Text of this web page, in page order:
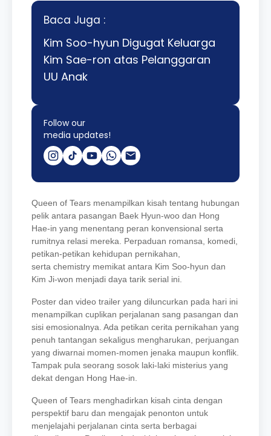
Baca Juga :
Kim Soo-hyun Digugat Keluarga
Kim Sae-ron atas Pelanggaran
UU Anak
Follow our
media updates!
Queen of Tears menampilkan kisah tentang hubungan
pelik antara pasangan Baek Hyun-woo dan Hong
Hae-in yang menentang peran konvensional serta
rumitnya relasi mereka. Perpaduan romansa, komedi,
petikan-petikan kehidupan pernikahan,
serta chemistry memikat antara Kim Soo-hyun dan
Kim Ji-won menjadi daya tarik serial ini.
Poster dan video trailer yang diluncurkan pada hari ini
menampilkan cuplikan perjalanan sang pasangan dan
sisi emosionalnya. Ada petikan cerita pernikahan yang
penuh tantangan sekaligus mengharukan, perjuangan
yang diwarnai momen-momen jenaka maupun konflik.
Tampak pula seorang sosok laki-laki misterius yang
dekat dengan Hong Hae-in.
Queen of Tears menghadirkan kisah cinta dengan
perspektif baru dan mengajak penonton untuk
menjelajahi perjalanan cinta serta berbagai